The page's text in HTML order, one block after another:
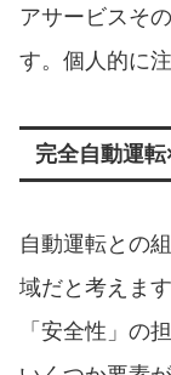
アサービスそ
す。個人的に
完全自動運
自動運転との
域だと考えま
「安全性」の